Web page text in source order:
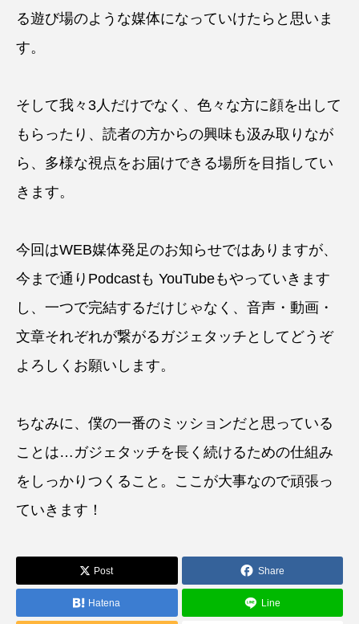
る遊び場のような媒体になっていけたらと思いま
す。
そして我々3人だけでなく、色々な方に顔を出して
もらったり、読者の方からの興味も汲み取りなが
ら、多様な視点をお届けできる場所を目指してい
きます。
今回はWEB媒体発足のお知らせではありますが、
今まで通りPodcastも YouTubeもやっていきます
し、一つで完結するだけじゃなく、音声・動画・
文章それぞれが繋がるガジェタッチとしてどうぞ
よろしくお願いします。
ちなみに、僕の一番のミッションだと思っている
ことは…ガジェタッチを長く続けるための仕組み
をしっかりつくること。ここが大事なので頑張っ
ていきます！
Post Share
Hatena Line